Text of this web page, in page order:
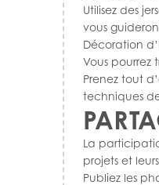
Utilisez des
vous
Décoration
Vous pourrez
Prenez tout
techniques
La
projets et
Publiez les